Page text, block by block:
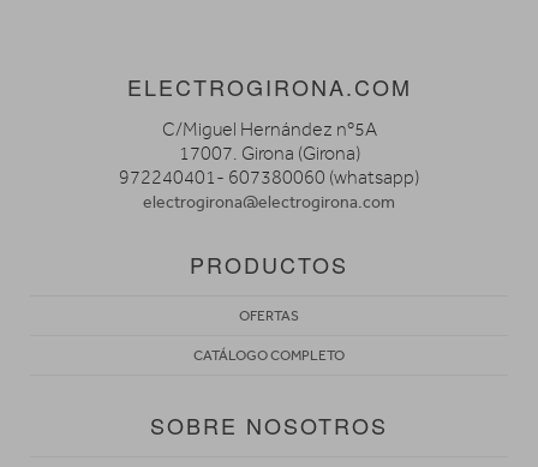
ELECTROGIRONA.COM
C/Miguel Hernández nº5A
17007. Girona (Girona)
972240401- 607380060 (whatsapp)
electrogirona@electrogirona.com
PRODUCTOS
OFERTAS
CATÁLOGO COMPLETO
SOBRE NOSOTROS